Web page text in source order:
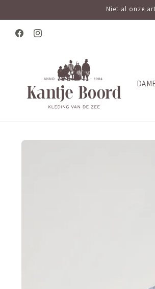
content
Niet al onze
FacebookInstagram